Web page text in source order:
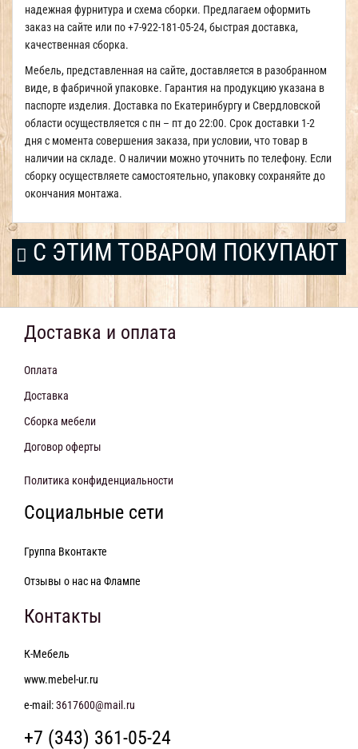
надежная фурнитура и схема сборки. Предлагаем оформить
заказ на сайте или по +7-922-181-05-24, быстрая доставка,
качественная сборка.
Мебель, представленная на сайте, доставляется в разобранном
виде, в фабричной упаковке. Гарантия на продукцию указана в
паспорте изделия. Доставка по Екатеринбургу и Свердловской
области осуществляется с пн – пт до 22:00. Срок доставки 1-2
дня с момента совершения заказа, при условии, что товар в
наличии на складе. О наличии можно уточнить по телефону. Если
сборку осуществляете самостоятельно, упаковку сохраняйте до
окончания монтажа.
С ЭТИМ ТОВАРОМ ПОКУПАЮТ
Доставка и оплата
Оплата
Доставка
Сборка мебели
Договор оферты
Политика конфиденциальности
Социальные сети
Группа Вконтакте
Отзывы о нас на Флампе
Контакты
К-Мебель
www.mebel-ur.ru
e-mail:3617600@mail.ru
+7 (343) 361-05-24